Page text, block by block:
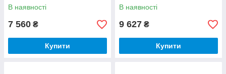
В наявності
7 560 ₴
Купити
В наявності
9 627 ₴
Купити